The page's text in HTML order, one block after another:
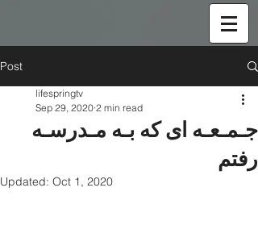
Post
جـمـعـه ای که بـه مـدرسـه
رفتم
lifespringtv
Sep 29, 2020 2 min read
Updated: Oct 1, 2020